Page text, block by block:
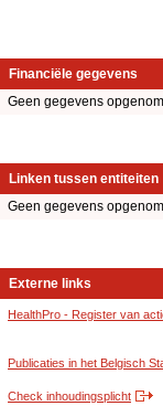
Financiële gegevens
Geen gegevens
Linken tussen entiteiten
Geen gegevens
Externe links
HealthPro - Register van
Publicaties in het Belgisch
Check inhoudingsplicht